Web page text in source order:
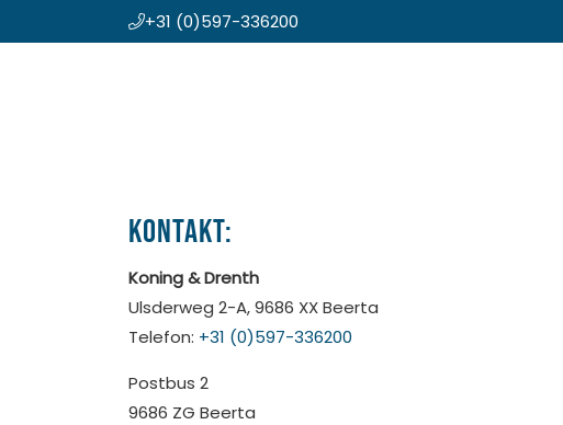
+31 (0)597-336200
Kontakt:
Koning & Drenth
Ulsderweg 2-A, 9686 XX Beerta
Telefon: +31 (0)597-336200
Postbus 2
9686 ZG Beerta